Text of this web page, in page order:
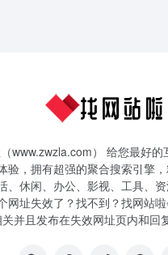
www.zwzla.com） 给您最好的
验，拥有超强的聚合搜索引擎
、休闲、办公、影视、工具、
网址失效了？找不到？找网站
并且发布在失效网址页内和回